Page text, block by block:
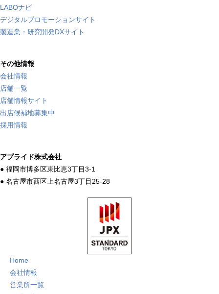
LABOナビ
デジタルプロモーションサイト
製造業・研究開発DXサイト
その他情報
会社情報
店舗一覧
店舗情報サイト
出店候補地募集中
採用情報
アプライド株式会社
● 福岡市博多区東比恵3丁目3-1
● 名古屋市西区上名古屋3丁目25-28
Home
会社情報
営業所一覧